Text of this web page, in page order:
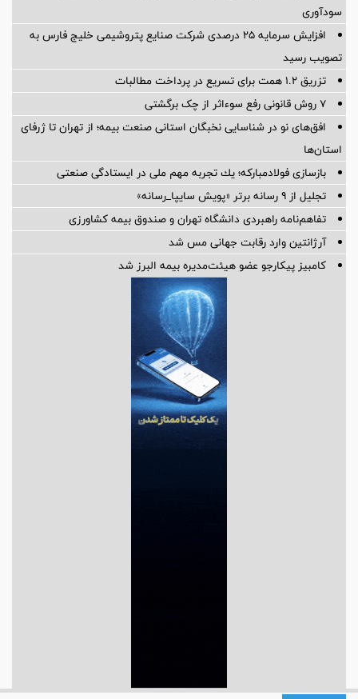
سودآوری
افزایش سرمایه ۲۵ درصدی شرکت صنایع پتروشیمی خلیج فارس به
تصویب رسید
تزریق ۱.۲ همت برای تسریع در پرداخت مطالبات
۷ روش قانونی رفع سوء‌اثر از چک برگشتی
افق‌های نو در شناسایی نخبگان استانی صنعت بیمه؛ از تهران تا ژرفای
استان‌ها
بازسازی فولادمباركه؛ یك تجربه مهم ملی در ایستادگی صنعتی
تجلیل از ۹ رسانه برتر «پویش سایپا_رسانه»
تفاهم‌نامه راهبردی دانشگاه تهران و صندوق بیمه كشاورزی
آرژانتین وارد رقابت جهانی مس شد
کامبیز پیکارجو عضو هیئت‌مدیره بيمه البرز شد